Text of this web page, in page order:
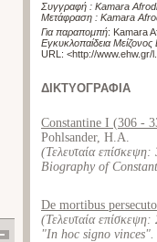
Συγγραφή : Kamara
Μετάφραση : Kamara
Για παραπομπή: Kamara
Εγκυκλοπαίδεια
URL: <http://www.ehw.gr/
ΔΙΚΤΥΟΓΡΑΦΙΑ
Constantine I (306 -
Pohlsander, H.A.
(Τελευταία επίσκεψη:
Biography of
De mortibus
(Τελευταία επίσκεψη:
"In hoc signo vinces".